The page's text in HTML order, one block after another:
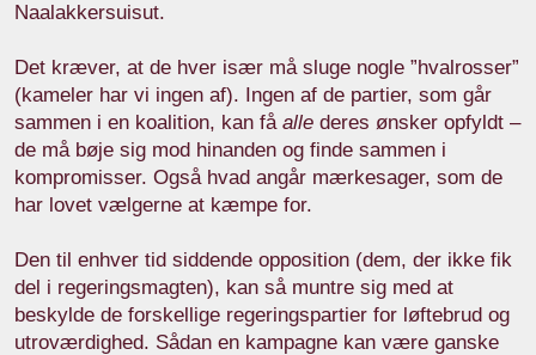
Naalakkersuisut.
Det kræver, at de hver især må sluge nogle ”hvalrosser”
(kameler har vi ingen af). Ingen af de partier, som går
sammen i en koalition, kan få alle deres ønsker opfyldt –
de må bøje sig mod hinanden og finde sammen i
kompromisser. Også hvad angår mærkesager, som de
har lovet vælgerne at kæmpe for.
Den til enhver tid siddende opposition (dem, der ikke fik
del i regeringsmagten), kan så muntre sig med at
beskylde de forskellige regeringspartier for løftebrud og
utroværdighed. Sådan en kampagne kan være ganske